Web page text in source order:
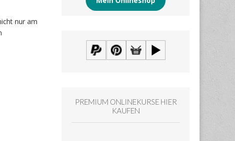
nur am
PREMIUM ONLINEKURSE HIER
KAUFEN